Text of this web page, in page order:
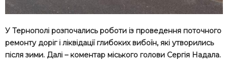
У Тернополі розпочались роботи із проведення поточного
ремонту доріг і ліквідації глибоких вибоїн, які утворились
після зими. Далі – коментар міського голови Сергія Надала.